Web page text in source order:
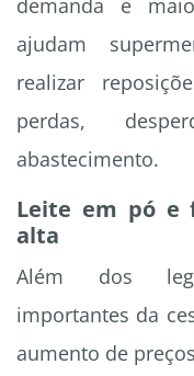
demanda e
ajudam
realizar
perdas,
abastecimento.
Leite em pó e
alta
Além dos
importantes da
aumento de